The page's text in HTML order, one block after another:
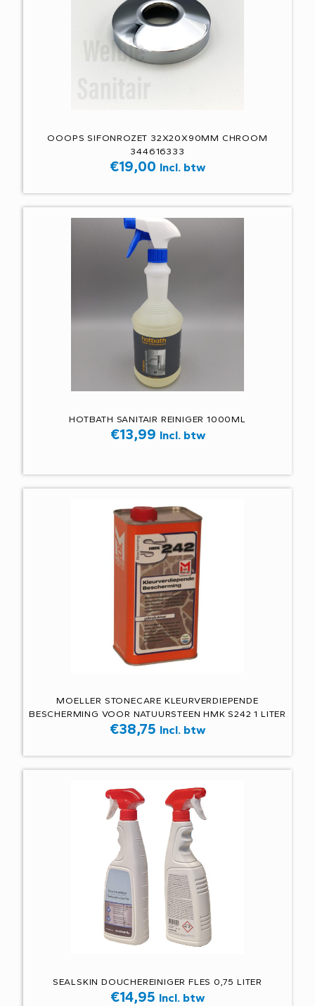
OOOPS SIFONROZET 32X20X90MM CHROOM
344616333
€19,00 Incl. btw
HOTBATH SANITAIR REINIGER 1000ML
€13,99 Incl. btw
MOELLER STONECARE KLEURVERDIEPENDE
BESCHERMING VOOR NATUURSTEEN HMK S242 1 LITER
€38,75 Incl. btw
SEALSKIN DOUCHEREINIGER FLES 0,75 LITER
€14,95 Incl. btw